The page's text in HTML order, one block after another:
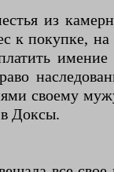
из
к покупке,
своему
Доксы.